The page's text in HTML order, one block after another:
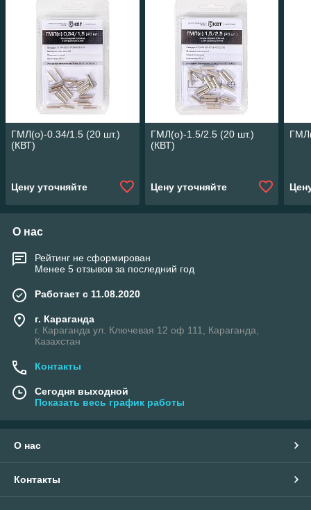
ГМЛ(о)-0.34/1.5 (20 шт.)
(КВТ)
Цену уточняйте
ГМЛ(о)-1.5/2.5 (20 шт.)
(КВТ)
Цену уточняйте
О нас
Рейтинг не сформирован
Менее 5 отзывов за последний год
Работает с 11.08.2020
г. Караганда
г. Караганда ул. Ключевая 12 оф 111, Караганда,
Казахстан
Контакты
Сегодня выходной
Показать весь график работы
О нас
Контакты